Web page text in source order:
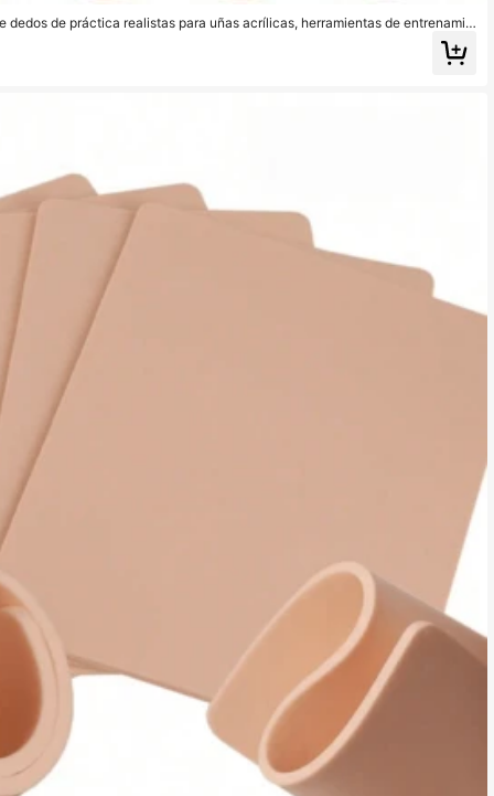
dedos de práctica realistas para uñas acrílicas, herramientas de entrenamie
de 4.5*4.2*2.7cm